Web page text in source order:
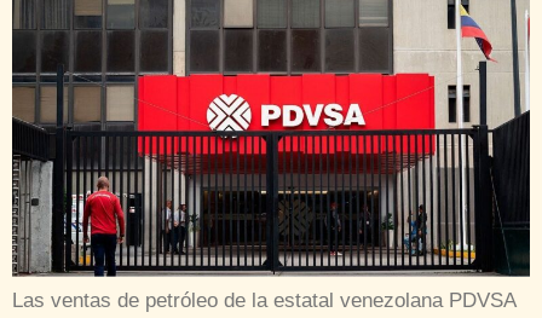
Las ventas de petróleo de la estatal venezolana PDVSA